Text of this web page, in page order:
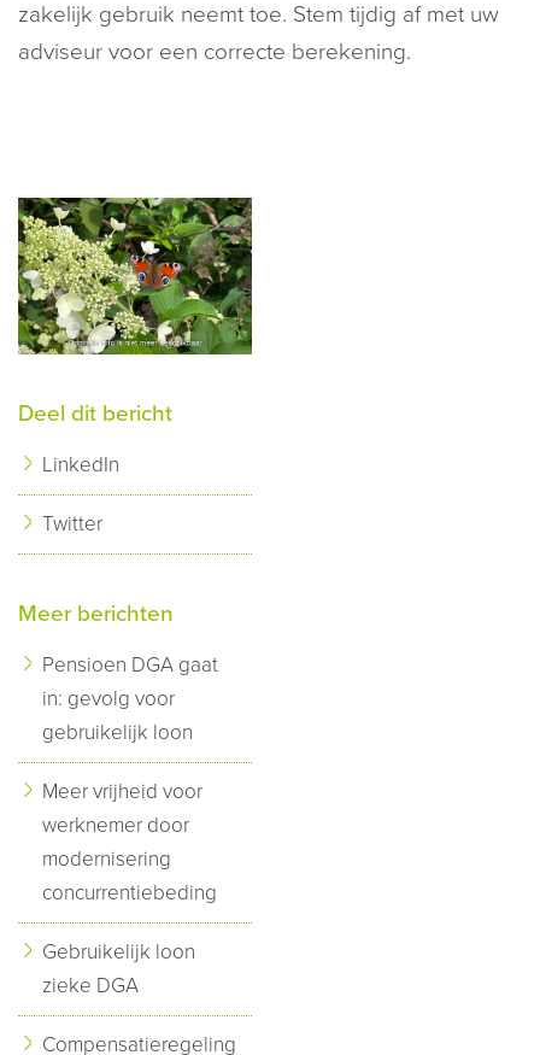
zakelijk gebruik neemt toe. Stem tijdig af met uw
adviseur voor een correcte berekening.
Deel dit bericht
LinkedIn
Twitter
Meer berichten
Pensioen DGA gaat
in: gevolg voor
gebruikelijk loon
Meer vrijheid voor
werknemer door
modernisering
concurrentiebeding
Gebruikelijk loon
zieke DGA
Compensatieregeling